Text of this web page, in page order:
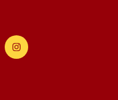
#Savannah
Cafe